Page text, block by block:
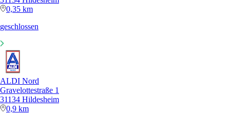
0,35 km
geschlossen
ALDI Nord
Gravelottestraße 1
31134 Hildesheim
0,9 km